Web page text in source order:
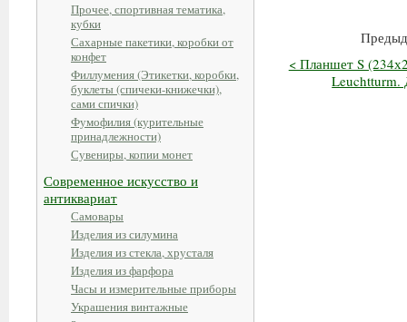
Прочее, спортивная тематика,
кубки
Сахарные пакетики, коробки от
конфет
Филлумения (Этикетки, коробки,
буклеты (спичеки-книжечки),
сами спички)
Фумофилия (курительные
принадлежности)
Сувениры, копии монет
Современное искусство и
антиквариат
Самовары
Изделия из силумина
Изделия из стекла, хрусталя
Изделия из фарфора
Часы и измерительные приборы
Украшения винтажные
< Планшет S
Leuchtturm.